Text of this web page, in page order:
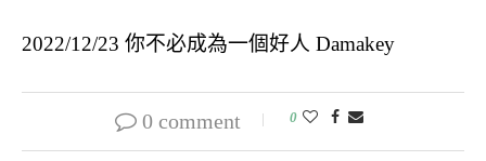
2022/12/23 你不必成為一個好人 Damakey
0 comment 0